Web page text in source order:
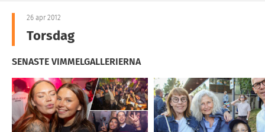
26 apr 2012
Torsdag
SENASTE VIMMELGALLERIERNA